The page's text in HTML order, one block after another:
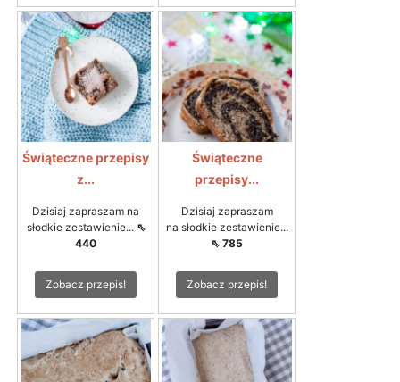
Świąteczne przepisy
z...
Dzisiaj zapraszam na
słodkie zestawienie... ⇖
440
Zobacz przepis!
Świąteczne
przepisy...
Dzisiaj zapraszam
na słodkie zestawienie...
⇖ 785
Zobacz przepis!